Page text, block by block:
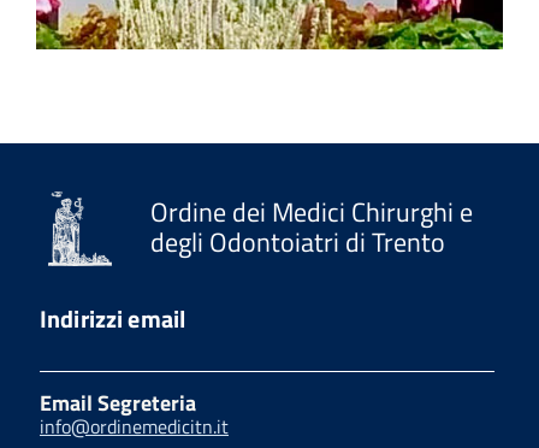
Ordine dei Medici Chirurghi e
degli Odontoiatri di Trento
Indirizzi email
Email Segreteria
info@ordinemedicitn.it